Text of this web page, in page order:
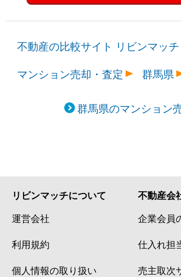
不動産の比較サイト リビンマッチ
マンション売却・査定
群馬県
群馬県のマンション
リビンマッチについて
運営会社
利用規約
個人情報の取り扱い
不動産会
企業会員
仕入れ担
売主取次